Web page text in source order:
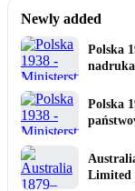
Newly added
Polska
Polska
Limited